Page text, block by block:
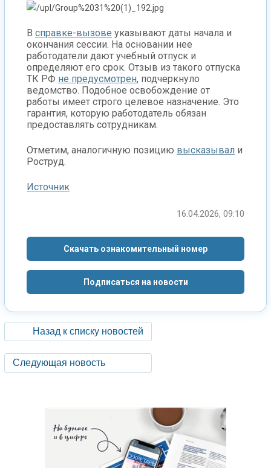
В справке-вызове указывают даты начала и
окончания сессии. На основании нее
работодатели дают учебный отпуск и
определяют его срок. Отзыв из такого отпуска
ТК РФ не предусмотрен, подчеркнуло
ведомство. Подобное освобождение от
работы имеет строго целевое назначение. Это
гарантия, которую работодатель обязан
предоставлять сотрудникам.
Отметим, аналогичную позицию высказывал и
Роструд.
Источник
16.04.2026, 09:10
Скачать ознакомительный номер
Подписаться на новости
Назад к списку новостей
Следующая новость